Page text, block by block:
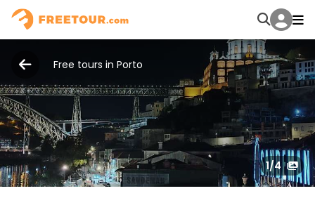
Free tours in Porto
1/4